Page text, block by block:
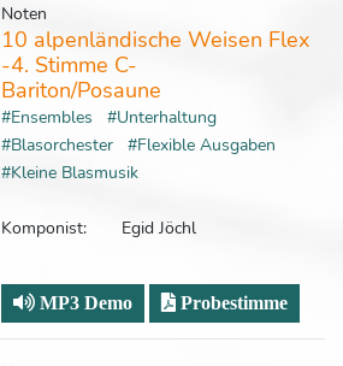
Noten
10 alpenländische Weisen Flex
-4. Stimme C-
Bariton/Posaune
#Ensembles
#Unterhaltung
#Blasorchester
#Flexible Ausgaben
#Kleine Blasmusik
Komponist: Egid Jöchl
MP3 Demo Probestimme